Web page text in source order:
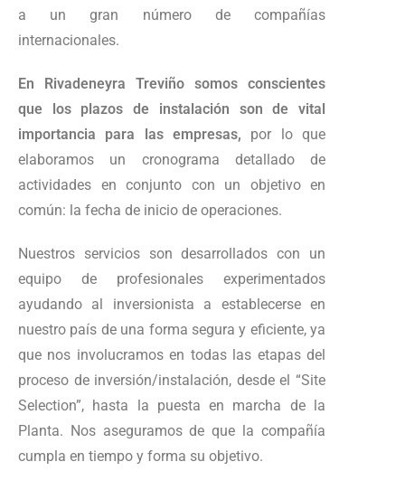
a un gran número de compañías
internacionales.
En Rivadeneyra Treviño somos conscientes
que los plazos de instalación son de vital
importancia para las empresas, por lo que
elaboramos un cronograma detallado de
actividades en conjunto con un objetivo en
común: la fecha de inicio de operaciones.
Nuestros servicios son desarrollados con un
equipo de profesionales experimentados
ayudando al inversionista a establecerse en
nuestro país de una forma segura y eficiente, ya
que nos involucramos en todas las etapas del
proceso de inversión/instalación, desde el “Site
Selection”, hasta la puesta en marcha de la
Planta. Nos aseguramos de que la compañía
cumpla en tiempo y forma su objetivo.